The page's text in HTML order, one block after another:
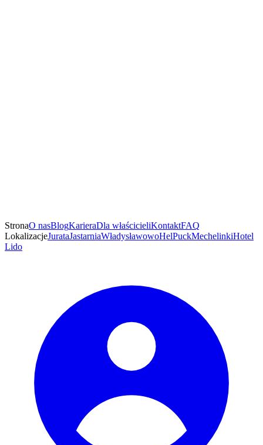
StronaO nasBlogKarieraDla właścicieliKontaktFAQ
LokalizacjeJurataJastarniaWładysławowoHelPuckMechelinkiHotel
Lido